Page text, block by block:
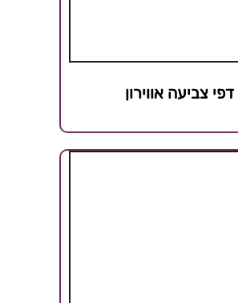
דפי צביעה אווירון